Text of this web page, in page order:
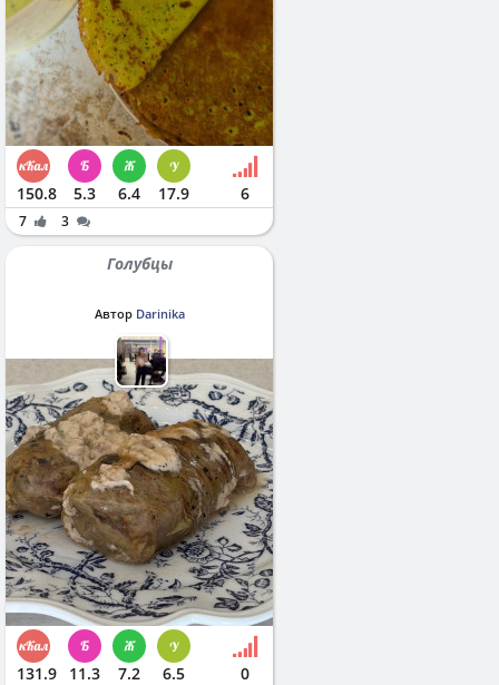
150.8 5.3 6.4 17.9 6
7 3
Голубцы
Автор Darinika
131.9 11.3 7.2 6.5 0